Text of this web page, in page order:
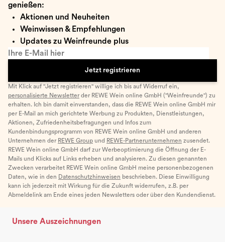
genießen:
Aktionen und Neuheiten
Weinwissen & Empfehlungen
Updates zu Weinfreunde plus
Ihre E-Mail hier
Jetzt registrieren
Mit Klick auf "Jetzt registrieren" willige ich bis auf Widerruf ein,
personalisierte Newsletter der REWE Wein online GmbH ("Weinfreunde") zu
erhalten. Ich bin damit einverstanden, dass die REWE Wein online GmbH mir
per E-Mail an mich gerichtete Werbung zu Produkten, Dienstleistungen,
Aktionen, Zufriedenheitsbefragungen und Infos zum
Kundenbindungsprogramm von REWE Wein online GmbH und anderen
Unternehmen der REWE Group und REWE-Partnerunternehmen zusendet.
REWE Wein online GmbH darf zur Werbeoptimierung die Öffnung der E-
Mails und Klicks auf Links erheben und analysieren. Zu diesen genannten
Zwecken verarbeitet REWE Wein online GmbH meine personenbezogenen
Daten, wie in den Datenschutzhinweisen beschrieben. Diese Einwilligung
kann ich jederzeit mit Wirkung für die Zukunft widerrufen, z.B. per
Abmeldelink am Ende eines jeden Newsletters oder über den Kundendienst.
Unsere Auszeichnungen